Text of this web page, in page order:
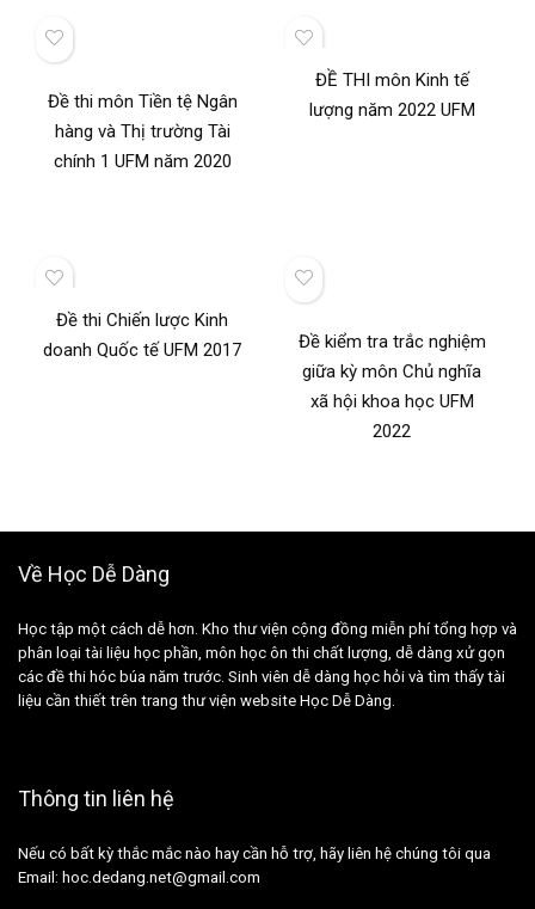
Đề thi môn Tiền tệ Ngân
hàng và Thị trường Tài
chính 1 UFM năm 2020
ĐỀ THI môn Kinh tế
lượng năm 2022 UFM
Đề thi Chiến lược Kinh
doanh Quốc tế UFM 2017
Đề kiểm tra trắc nghiệm
giữa kỳ môn Chủ nghĩa
xã hội khoa học UFM
2022
Về Học Dễ Dàng
Học tập một cách dễ hơn. Kho thư viện cộng đồng miễn phí tổng hợp và
phân loại tài liệu học phần, môn học ôn thi chất lượng, dễ dàng xử gọn
các đề thi hóc búa năm trước. Sinh viên dễ dàng học hỏi và tìm thấy tài
liệu cần thiết trên trang thư viện website Học Dễ Dàng.
Thông tin liên hệ
Nếu có bất kỳ thắc mắc nào hay cần hỗ trợ, hãy liên hệ chúng tôi qua
Email: hoc.dedang.net@gmail.com